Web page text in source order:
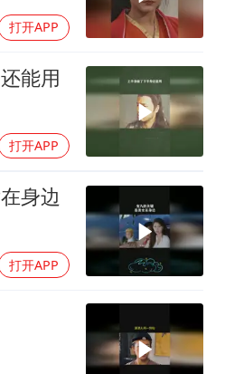
打开APP
能用
打开APP
身边
打开APP